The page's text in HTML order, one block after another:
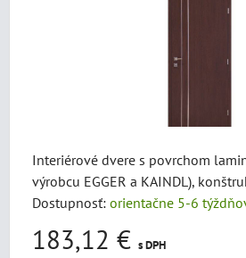
Interiérové dvere s povrchom
výrobcu EGGER a KAINDL),
Dostupnosť: orientačne 5-6
183,12 € s DPH